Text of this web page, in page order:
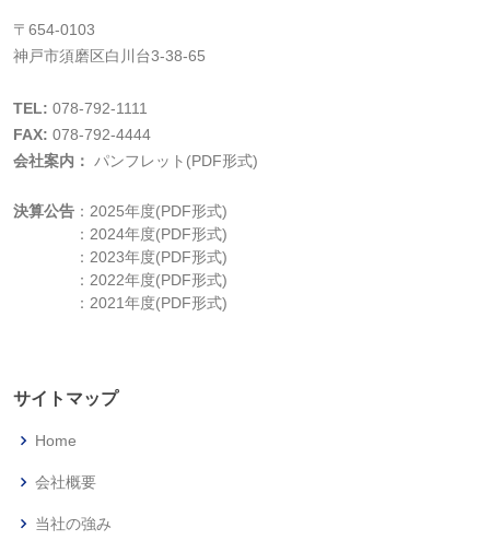
〒654-0103
神戸市須磨区白川台3-38-65
TEL: 078-792-1111
FAX: 078-792-4444
会社案内：
パンフレット(PDF形式)
決算公告 ： 2025年度(PDF形式)
： 2024年度(PDF形式)
： 2023年度(PDF形式)
： 2022年度(PDF形式)
： 2021年度(PDF形式)
サイトマップ
Home
会社概要
当社の強み